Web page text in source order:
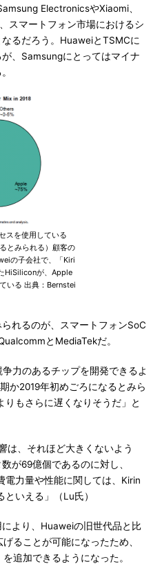
ElectronicsやXiaomi、
スマートフォン市場におけるシ
るだろう。HuaweiとTSMCに
、Samsungにとってはマイナ
スを使用している
とみられる）顧客の
の子会社で、「Kiri
HiSiliconが、Apple
いる 出典：Bernstei
れるのが、スマートフォンSoC
とMediaTekだ。
力のあるチップを開発できるよ
か2019年初めごろになるとみら
もさらに遅くなりそうだ」と
、それほど大きくないよう
が69億個であるのに対し、
電力量や性能に関しては、Kirin
いえる」（Lu氏）
より、Huaweiの旧世代品と比
ることが可能になったため、
追加できるようになった。